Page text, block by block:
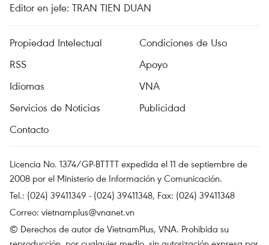
Editor en jefe: TRAN TIEN DUAN
Propiedad Intelectual
Condiciones de Uso
RSS
Apoyo
Idiomas
VNA
Servicios de Noticias
Publicidad
Contacto
Licencia No. 1374/GP-BTTTT expedida el 11 de septiembre de
2008 por el Ministerio de Información y Comunicación.
Tel.: (024) 39411349 - (024) 39411348, Fax: (024) 39411348
Correo: vietnamplus@vnanet.vn
© Derechos de autor de VietnamPlus, VNA. Prohibida su